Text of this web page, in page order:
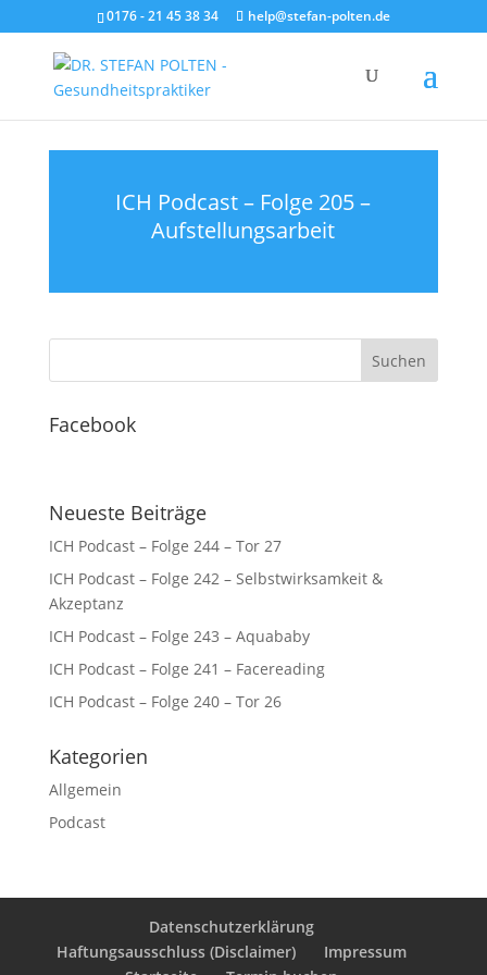
0176 - 21 45 38 34 help@stefan-polten.de
ICH Podcast – Folge 205 –
Aufstellungsarbeit
Facebook
Neueste Beiträge
ICH Podcast – Folge 244 – Tor 27
ICH Podcast – Folge 242 – Selbstwirksamkeit &
Akzeptanz
ICH Podcast – Folge 243 – Aquababy
ICH Podcast – Folge 241 – Facereading
ICH Podcast – Folge 240 – Tor 26
Kategorien
Allgemein
Podcast
Datenschutzerklärung
Haftungsausschluss (Disclaimer)
Impressum